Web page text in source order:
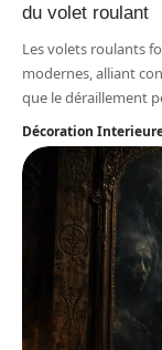
du volet roulant
Les volets roulants
modernes, alliant
que le déraillement
Décoration